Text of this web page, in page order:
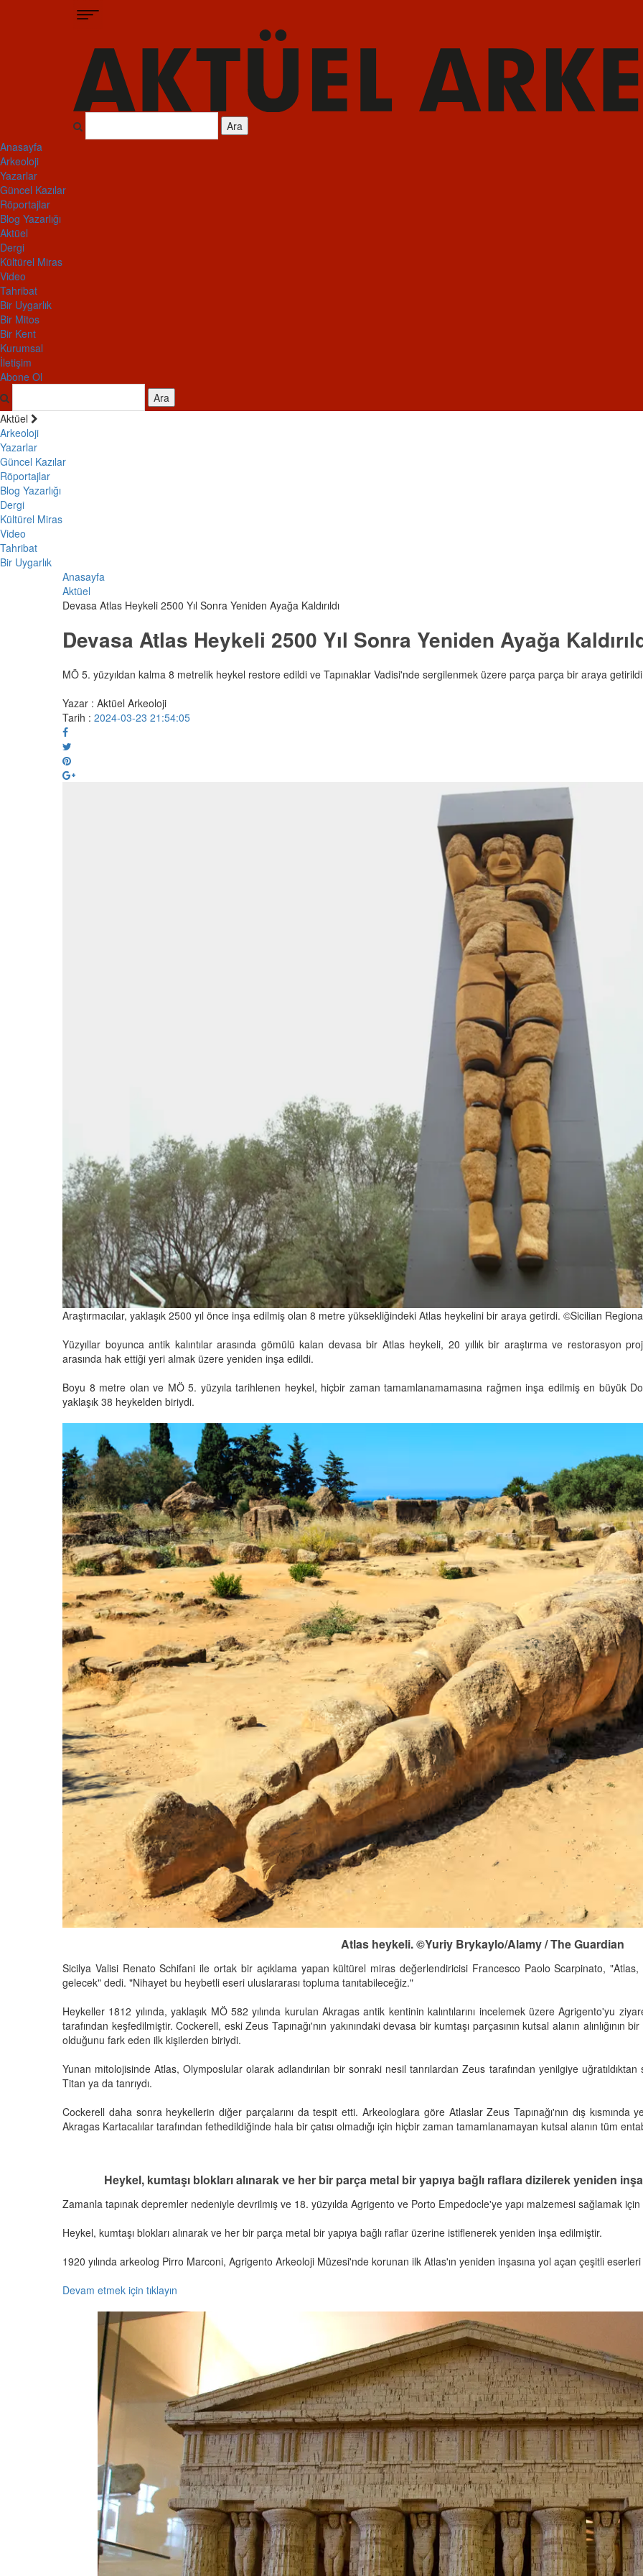
Ara
Anasayfa
Arkeoloji
Yazarlar
Güncel Kazılar
Röportajlar
Blog Yazarlığı
Aktüel
Dergi
Kültürel Miras
Video
Tahribat
Bir Uygarlık
Bir Mitos
Bir Kent
Kurumsal
İletişim
Abone Ol
Ara
Aktüel
Arkeoloji
Yazarlar
Güncel Kazılar
Röportajlar
Blog Yazarlığı
Dergi
Kültürel Miras
Video
Tahribat
Bir Uygarlık
Anasayfa
Aktüel
Devasa Atlas Heykeli 2500 Yıl Sonra Yeniden Ayağa Kaldırıldı
Devasa Atlas Heykeli 2500 Yıl Sonra Yeniden Ayağa
MÖ 5. yüzyıldan kalma 8 metrelik heykel restore edildi ve Tapınaklar Vadisi'nde sergilenmek üzere parça parça bir araya
Yazar : Aktüel Arkeoloji
Tarih : 2024-03-23 21:54:05
Araştırmacılar, yaklaşık 2500 yıl önce inşa edilmiş olan 8 metre yüksekliğindeki Atlas heykelini bir araya getirdi. ©Sicilian
Yüzyıllar boyunca antik kalıntılar arasında gömülü kalan devasa bir Atlas heykeli, 20 yıllık bir araştırma ve restorasyon
arasında hak ettiği yeri almak üzere yeniden inşa edildi.
Boyu 8 metre olan ve MÖ 5. yüzyıla tarihlenen heykel, hiçbir zaman tamamlanamamasına rağmen inşa edilmiş en büyük
yaklaşık 38 heykelden biriydi.
Atlas heykeli. ©Yuriy Brykaylo/Alamy / The Guardian
Sicilya Valisi Renato Schifani ile ortak bir açıklama yapan kültürel miras değerlendiricisi Francesco Paolo Scarpinato,
gelecek" dedi. "Nihayet bu heybetli eseri uluslararası topluma tanıtabileceğiz."
Heykeller 1812 yılında, yaklaşık MÖ 582 yılında kurulan Akragas antik kentinin kalıntılarını incelemek üzere Agrigento'yu
tarafından keşfedilmiştir. Cockerell, eski Zeus Tapınağı'nın yakınındaki devasa bir kumtaşı parçasının kutsal alanın alınlığının
olduğunu fark eden ilk kişilerden biriydi.
Yunan mitolojisinde Atlas, Olymposlular olarak adlandırılan bir sonraki nesil tanrılardan Zeus tarafından yenilgiye
Titan ya da tanrıydı.
Cockerell daha sonra heykellerin diğer parçalarını da tespit etti. Arkeologlara göre Atlaslar Zeus Tapınağı'nın dış kısmında
Akragas Kartacalılar tarafından fethedildiğinde hala bir çatısı olmadığı için hiçbir zaman tamamlanamayan kutsal alanın tüm
Heykel, kumtaşı blokları alınarak ve her bir parça metal bir yapıya bağlı raflara dizilerek yeniden
Zamanla tapınak depremler nedeniyle devrilmiş ve 18. yüzyılda Agrigento ve Porto Empedocle'ye yapı malzemesi sağlamak için
Heykel, kumtaşı blokları alınarak ve her bir parça metal bir yapıya bağlı raflar üzerine istiflenerek yeniden inşa edilmiştir.
1920 yılında arkeolog Pirro Marconi, Agrigento Arkeoloji Müzesi'nde korunan ilk Atlas'ın yeniden inşasına yol açan çeşitli eserleri
Devam etmek için tıklayın